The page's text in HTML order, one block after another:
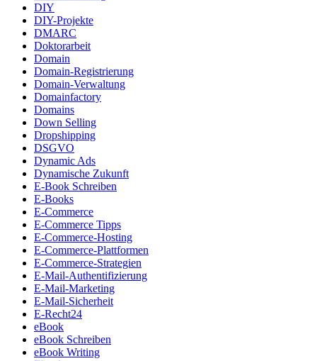
DIY
DIY-Projekte
DMARC
Doktorarbeit
Domain
Domain-Registrierung
Domain-Verwaltung
Domainfactory
Domains
Down Selling
Dropshipping
DSGVO
Dynamic Ads
Dynamische Zukunft
E-Book Schreiben
E-Books
E-Commerce
E-Commerce Tipps
E-Commerce-Hosting
E-Commerce-Plattformen
E-Commerce-Strategien
E-Mail-Authentifizierung
E-Mail-Marketing
E-Mail-Sicherheit
E-Recht24
eBook
eBook Schreiben
eBook Writing